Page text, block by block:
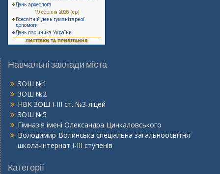
Навчальні заклади міста
ЗОШ №1
ЗОШ №2
НВК ЗОШ І-ІІІ ст. №3-ліцей
ЗОШ №5
Гімназія імені Олександра Цинкаловського
Володимир-Волинська спеціальна загальноосвітня
школа-інтернат І-ІІІ ступенів
Категорії